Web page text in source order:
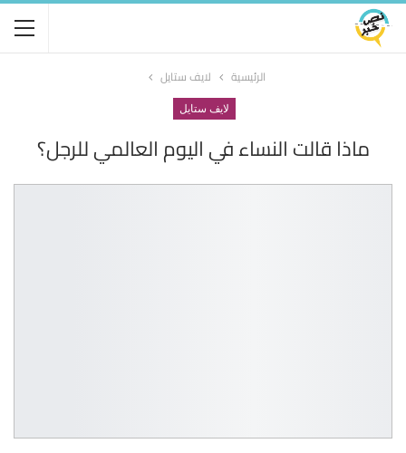
الرئيسية لايف ستايل
لايف ستايل
ماذا قالت النساء في اليوم العالمي للرجل؟